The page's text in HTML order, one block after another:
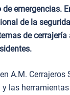
de emergencias.
de la
de
A.M.
las